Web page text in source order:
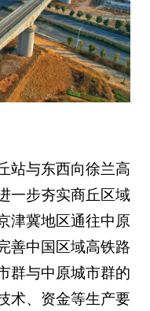
站与东西向徐兰高
一步夯实商丘区域
津冀地区通往中原
善中国区域高铁路
群与中原城市群的
术、资金等生产要